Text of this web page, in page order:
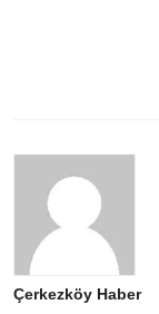
Çerkezköy Haber